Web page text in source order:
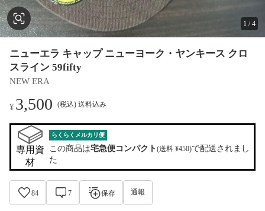
1 /4
ニューエラ キャップ ニューヨーク・ヤンキース クロ
スライン 59fifty
NEW ERA
¥3,500 (税込) 送料込み
専用資
材
らくらくメルカリ便
この商品は宅急便コンパクト(送料 ¥450)で配送されまし
た
84 7 保存 通報